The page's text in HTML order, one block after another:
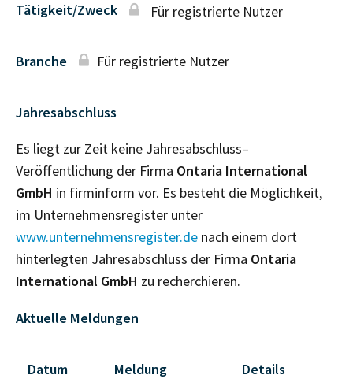
Tätigkeit/Zweck Für registrierte Nutzer
Branche Für registrierte Nutzer
Jahresabschluss
Es liegt zur Zeit keine Jahresabschluss–
Veröffentlichung der Firma Ontaria International
GmbH in firminform vor. Es besteht die Möglichkeit,
im Unternehmensregister unter
www.unternehmensregister.de nach einem dort
hinterlegten Jahresabschluss der Firma Ontaria
International GmbH zu recherchieren.
Aktuelle Meldungen
Datum Meldung Details